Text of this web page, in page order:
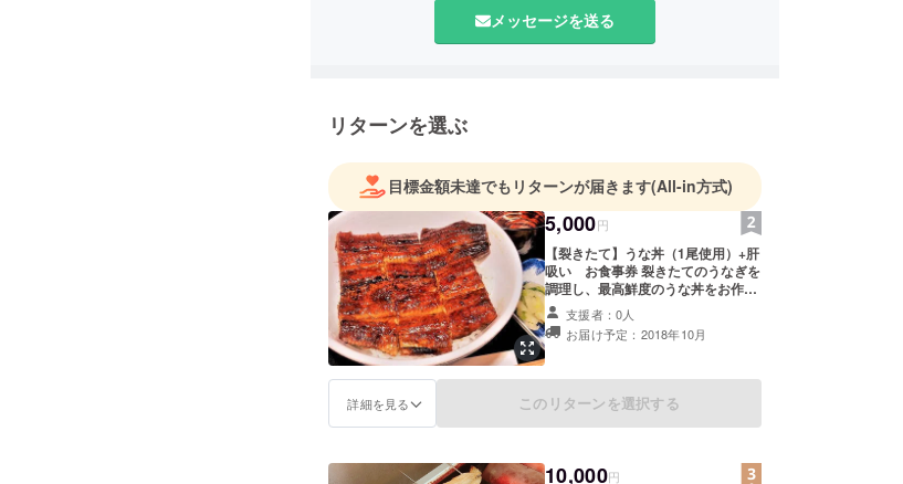
メッセージを送る
リターンを選ぶ
目標金額未達でもリターンが届きます(All-in方式)
5,000円
【裂きたて】うな丼（1尾使用）+肝
吸い お食事券 裂きたてのうなぎを
調理し、最高鮮度のうな丼をお作り
致します。 お時間が掛かることはご
了承下さい。 お食事券を郵送にてお
送り致します。
支援者：0人
お届け予定：2018年10月
詳細を見る このリターンを選択する
10,000円